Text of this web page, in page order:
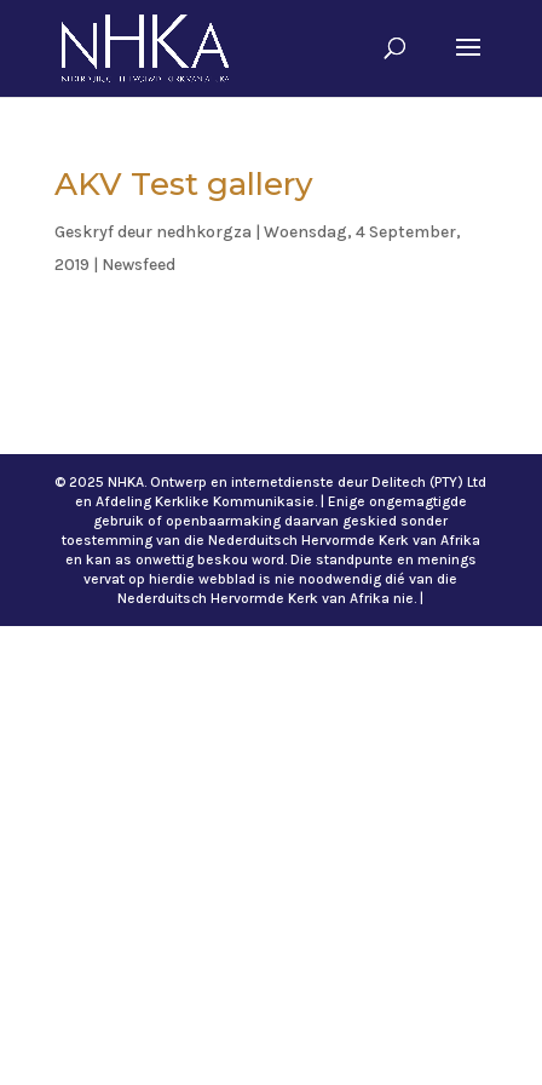
AKV Test gallery
Geskryf deur nedhkorgza | Woensdag, 4 September,
2019 | Newsfeed
© 2025 NHKA. Ontwerp en internetdienste deur Delitech (PTY) Ltd
en Afdeling Kerklike Kommunikasie. | Enige ongemagtigde
gebruik of openbaarmaking daarvan geskied sonder
toestemming van die Nederduitsch Hervormde Kerk van Afrika
en kan as onwettig beskou word. Die standpunte en menings
vervat op hierdie webblad is nie noodwendig dié van die
Nederduitsch Hervormde Kerk van Afrika nie. |